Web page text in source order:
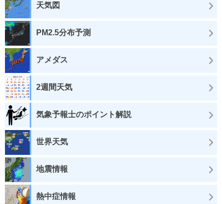
天気図
PM2.5分布予測
アメダス
2週間天気
気象予報士のポイント解説
世界天気
地震情報
熱中症情報